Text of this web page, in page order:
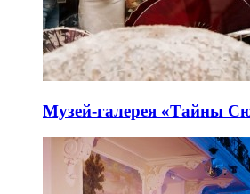
Музей-галерея «Тайны